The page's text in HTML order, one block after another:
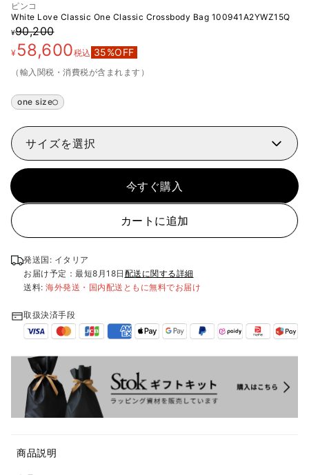
ピンコ
White Love Classic One Classic Crossbody Bag 100941A2YWZ15Q
¥90,200
¥ 58,600税込 35%OFF
（輸入関税・消費税が含まれます）
one size
サイズを選択
今すぐ購入
カートに追加
発送国: イタリア
お届け予定：最短8月18日 配送に関する詳細
送料: 海外発送・国内配送ともに無料でお届け
取扱決済手段
商品説明